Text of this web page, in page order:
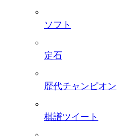
ソフト
定石
歴代チャンピオン
棋譜ツイート